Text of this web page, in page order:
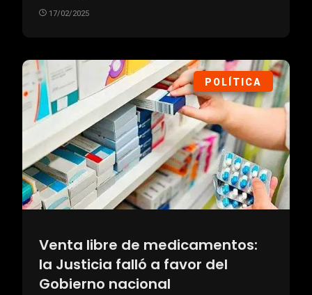
17/02/2025
POLÍTICA
Venta libre de medicamentos:
la Justicia falló a favor del
Gobierno nacional